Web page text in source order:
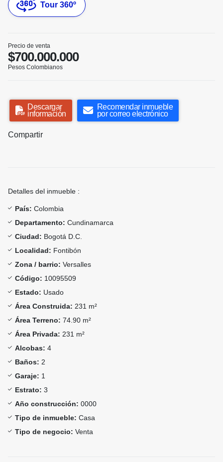
Tour 360º
Precio de venta
$700.000.000
Pesos Colombianos
Descargar
información
Recomendar inmueble
por correo electrónico
Compartir
Detalles del inmueble :
País: Colombia
Departamento: Cundinamarca
Ciudad: Bogotá D.C.
Localidad: Fontibón
Zona / barrio: Versalles
Código: 10095509
Estado: Usado
Área Construida: 231 m²
Área Terreno: 74.90 m²
Área Privada: 231 m²
Alcobas: 4
Baños: 2
Garaje: 1
Estrato: 3
Año construcción: 0000
Tipo de inmueble: Casa
Tipo de negocio: Venta